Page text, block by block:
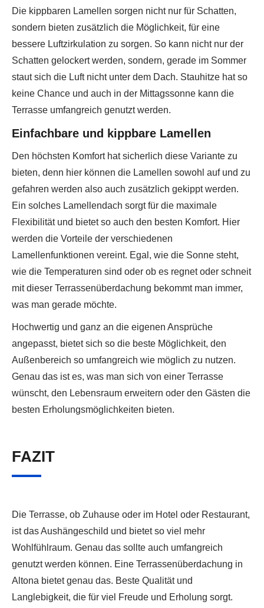
Die kippbaren Lamellen sorgen nicht nur für Schatten,
sondern bieten zusätzlich die Möglichkeit, für eine
bessere Luftzirkulation zu sorgen. So kann nicht nur der
Schatten gelockert werden, sondern, gerade im Sommer
staut sich die Luft nicht unter dem Dach. Stauhitze hat so
keine Chance und auch in der Mittagssonne kann die
Terrasse umfangreich genutzt werden.
Einfachbare und kippbare Lamellen
Den höchsten Komfort hat sicherlich diese Variante zu
bieten, denn hier können die Lamellen sowohl auf und zu
gefahren werden also auch zusätzlich gekippt werden.
Ein solches Lamellendach sorgt für die maximale
Flexibilität und bietet so auch den besten Komfort. Hier
werden die Vorteile der verschiedenen
Lamellenfunktionen vereint. Egal, wie die Sonne steht,
wie die Temperaturen sind oder ob es regnet oder schneit
mit dieser Terrassenüberdachung bekommt man immer,
was man gerade möchte.
Hochwertig und ganz an die eigenen Ansprüche
angepasst, bietet sich so die beste Möglichkeit, den
Außenbereich so umfangreich wie möglich zu nutzen.
Genau das ist es, was man sich von einer Terrasse
wünscht, den Lebensraum erweitern oder den Gästen die
besten Erholungsmöglichkeiten bieten.
FAZIT
Die Terrasse, ob Zuhause oder im Hotel oder Restaurant,
ist das Aushängeschild und bietet so viel mehr
Wohlfühlraum. Genau das sollte auch umfangreich
genutzt werden können. Eine Terrassenüberdachung in
Altona bietet genau das. Beste Qualität und
Langlebigkeit, die für viel Freude und Erholung sorgt.